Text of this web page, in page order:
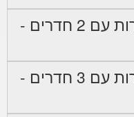
מחיר הובלה עם מנוף דירות עם 2 חדרים -
מחיר הובלה עם מנוף דירות עם 3 חדרים -